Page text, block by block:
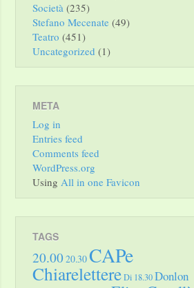
Società (235)
Stefano Mecenate (49)
Teatro (451)
Uncategorized (1)
META
Log in
Entries feed
Comments feed
WordPress.org
Using All in one Favicon
TAGS
20.00 20.30CAPe
ChiarelettereDi 18.30Donlon